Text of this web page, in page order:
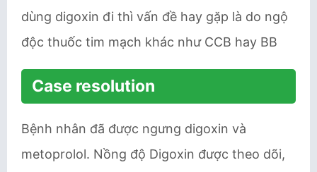
dùng digoxin đi thì vấn đề hay gặp là do ngộ
độc thuốc tim mạch khác như CCB hay BB
Case resolution
Bệnh nhân đã được ngưng digoxin và
metoprolol. Nồng độ Digoxin được theo dõi,